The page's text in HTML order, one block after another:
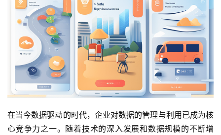
在当今数据驱动的时代，企业对数据的管理与利用已成为核
心竞争力之一。随着技术的深入发展和数据规模的不断增